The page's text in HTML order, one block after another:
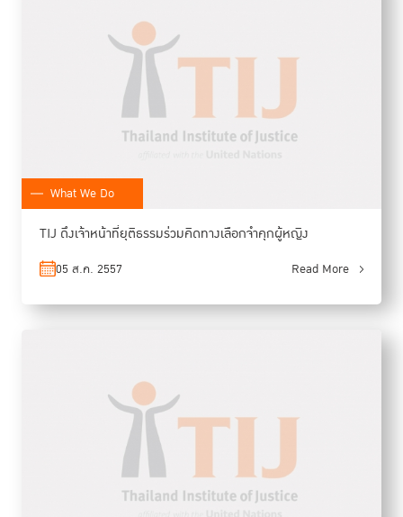
What We Do
TIJ ดึงเจ้าหน้าที่ยุติธรรมร่วมคิดทางเลือกจำคุกผู้หญิง
05 ส.ค. 2557 Read More